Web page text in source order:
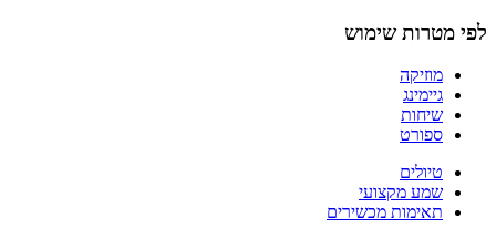
לפי מטרות שימוש
מוזיקה
גיימינג
שיחות
ספורט
טיולים
שמע מקצועי
תאימות מכשירים